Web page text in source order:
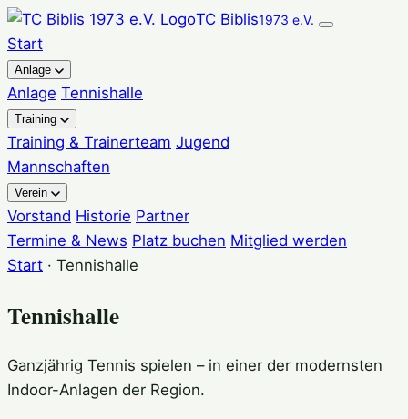
TC Biblis1973 e.V.
Start
Anlage
Anlage Tennishalle
Training
Training & Trainerteam Jugend
Mannschaften
Verein
Vorstand Historie Partner
Termine & News Platz buchen Mitglied werden
Start · Tennishalle
Tennishalle
Ganzjährig Tennis spielen – in einer der modernsten
Indoor-Anlagen der Region.